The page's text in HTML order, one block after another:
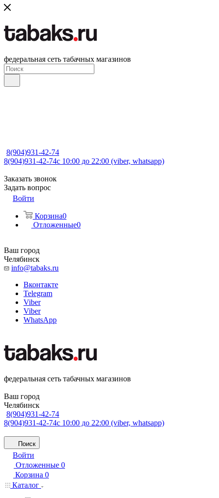
федеральная сеть табачных магазинов
8(904)931-42-74
8(904)931-42-74с 10:00 до 22:00 (viber, whatsapp)
Заказать звонок
Задать вопрос
Войти
Корзина0
Отложенные0
Ваш город
Челябинск
info@tabaks.ru
Вконтакте
Telegram
Viber
Viber
WhatsApp
федеральная сеть табачных магазинов
Ваш город
Челябинск
8(904)931-42-74
8(904)931-42-74с 10:00 до 22:00 (viber, whatsapp)
Поиск
Войти
Отложенные 0
Корзина 0
Каталог